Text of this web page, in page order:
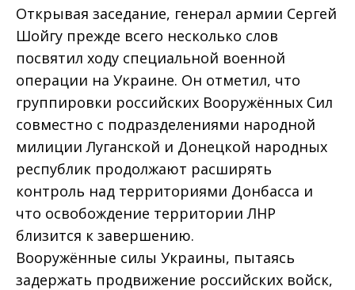
Открывая заседание, генерал армии Сергей
Шойгу прежде всего несколько слов
посвятил ходу специальной военной
операции на Украине. Он отметил, что
группировки российских Вооружённых Сил
совместно с подразделениями народной
милиции Луганской и Донецкой народных
республик продолжают расширять
контроль над территориями Донбасса и
что освобождение территории ЛНР
близится к завершению.
Вооружённые силы Украины, пытаясь
задержать продвижение российских войск,